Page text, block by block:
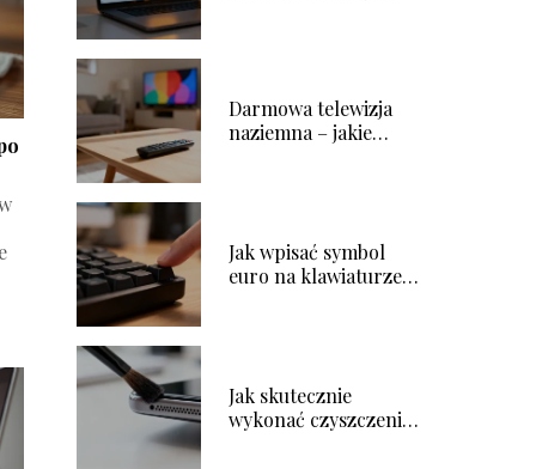
Darmowa telewizja
naziemna – jakie
Jak wpisać symbol
euro na klawiaturze?
Jak skutecznie
wykonać czyszczenie